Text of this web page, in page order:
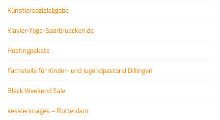
Künstlersozialabgabe
Klavier-Yoga-Saarbruecken.de
Hostingpakete
Fachstelle für Kinder- und Jugendpastoral Dillingen
Black Weekend Sale
kesslerimages – Rotterdam